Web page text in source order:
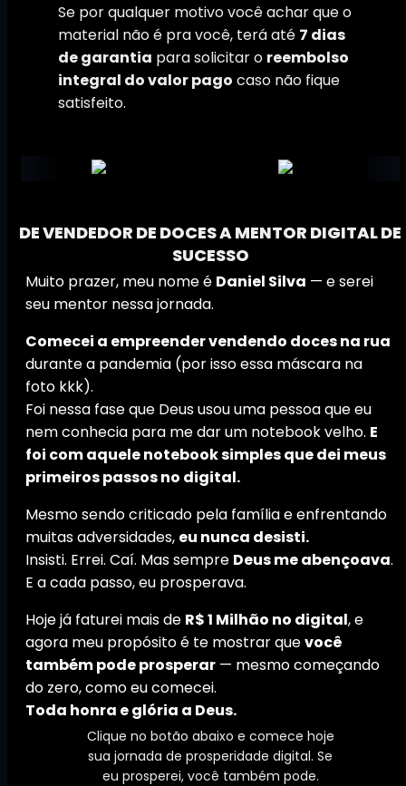
Se por qualquer motivo você achar que o
material não é pra você, terá até 7 dias
de garantia para solicitar o reembolso
integral do valor pago caso não fique
satisfeito.
DE VENDEDOR DE DOCES A MENTOR DIGITAL DE
SUCESSO
Muito prazer, meu nome é Daniel Silva — e serei
seu mentor nessa jornada.
Comecei a empreender vendendo doces na rua
durante a pandemia (por isso essa máscara na
foto kkk).
Foi nessa fase que Deus usou uma pessoa que eu
nem conhecia para me dar um notebook velho. E
foi com aquele notebook simples que dei meus
primeiros passos no digital.
Mesmo sendo criticado pela família e enfrentando
muitas adversidades, eu nunca desisti.
Insisti. Errei. Caí. Mas sempre Deus me abençoava.
E a cada passo, eu prosperava.
Hoje já faturei mais de R$ 1 Milhão no digital, e
agora meu propósito é te mostrar quevocê
também pode prosperar — mesmo começando
do zero, como eu comecei.
Toda honra e glória a Deus.
Clique no botão abaixo e comece hoje
sua jornada de prosperidade digital. Se
eu prosperei, você também pode.